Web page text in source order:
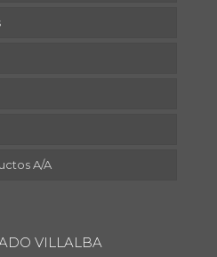
A/A
VILLALBA